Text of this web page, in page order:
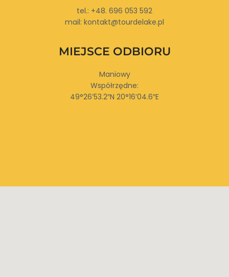
tel.: +48. 696 053 592
mail: kontakt@tourdelake.pl
MIEJSCE ODBIORU
Maniowy
Współrzędne:
49°26’53.2″N 20°16’04.6″E